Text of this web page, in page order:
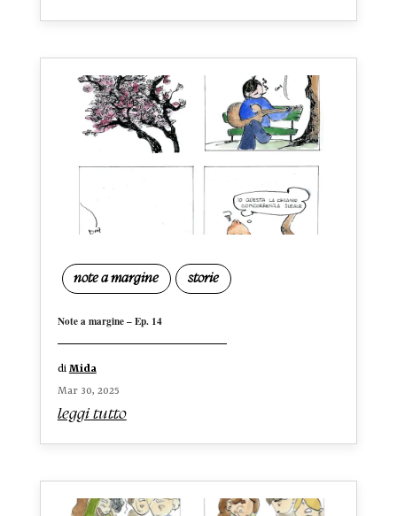
note a margine storie
Note a margine – Ep. 14
di Mida
Mar 30, 2025
leggi tutto